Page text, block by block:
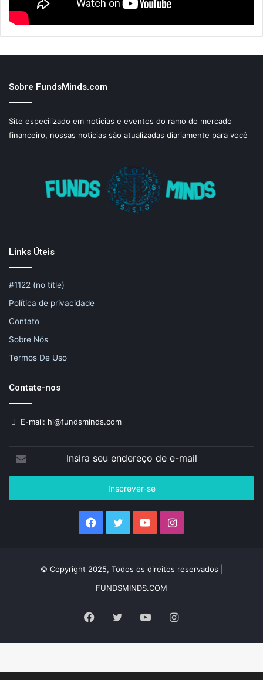
Sobre FundsMinds.com
Site especilizado em noticias e eventos do ramo do mercado
financeiro, nossas noticias são atualizadas diariamente para você
Links Úteis
#1122 (no title)
Política de privacidade
Contato
Sobre Nós
Termos De Uso
Contate-nos
E-mail: hi@fundsminds.com
Insira
seu
endereço
e-
Facebook
Twitter YouTubeInstagram
© Copyright 2025, Todos os direitos reservados |
FUNDSMINDS.COM
Facebook
Twitter YouTubeInstagram